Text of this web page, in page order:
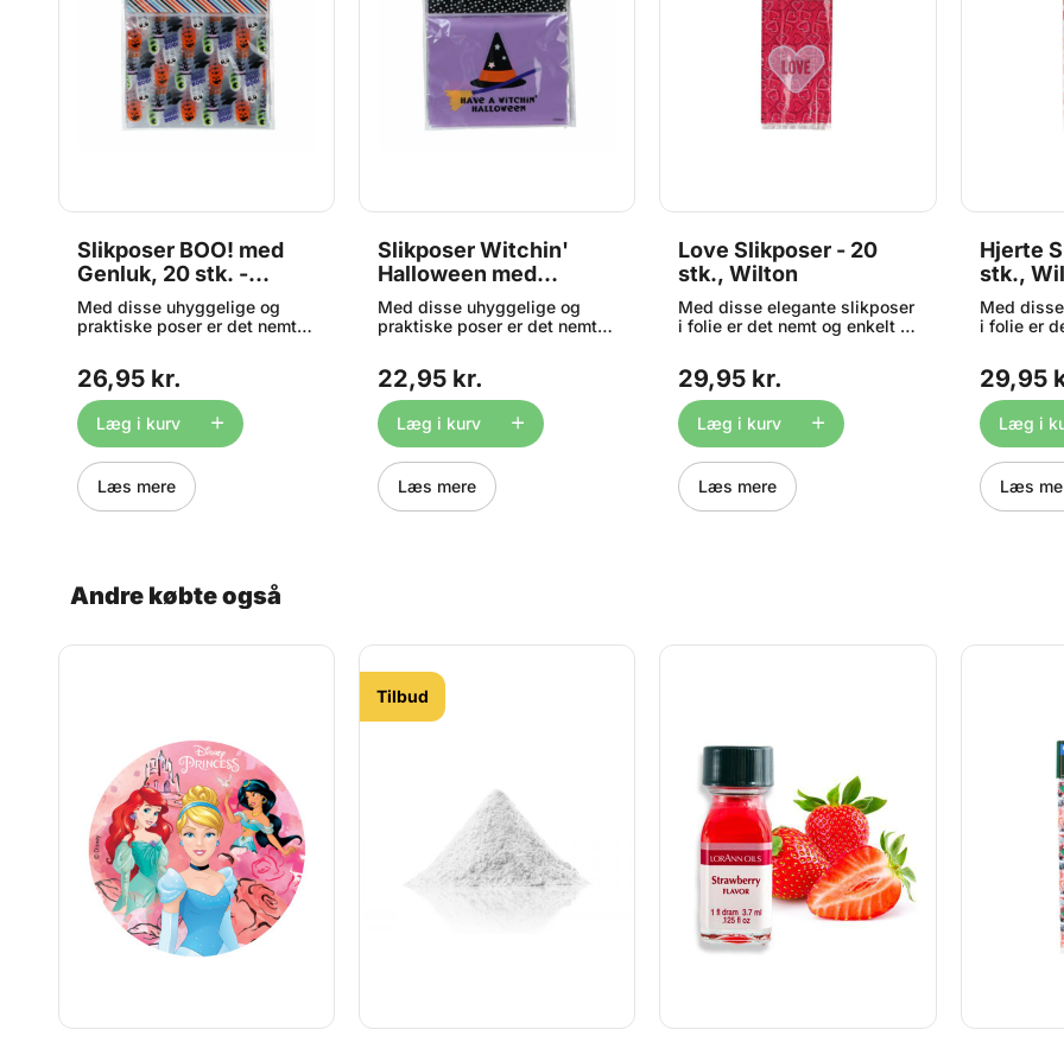
Slikposer BOO! med
Genluk, 20 stk. -
Wilton
Med disse uhyggelige og
praktiske poser er det nemt
fra chokolade og cookies til
vingummibamser og
slikkepinde. En oplagt ide til
halloween! Indhold: 20
plastik poser med genluk (
ca. 17 x 20 cm )
26,95 kr.
Læg i kurv
Læs mere
Slikposer Witchin'
Halloween med
Genluk, 20 stk. -
Wilton
Med disse uhyggelige og
praktiske poser er det nemt
fra chokolade og cookies til
vingummibamser og
slikkepinde. En oplagt ide til
halloween! Indhold: 20
plastik poser med genluk (
ca. 17 x 20 cm )
22,95 kr.
Læg i kurv
Læs mere
Love Slikposer - 20
stk., Wilton
Med disse elegante slikposer
i folie er det nemt og enkelt at
og cookies til
vingummibamser og
slikkepinde! Perfekt til
Valentine og Mors Dag!
Indhold: 20 poser ( ca. 10 x 5
x 24 cm ) 20 lukkeclips
29,95 kr.
Læg i kurv
Læs mere
Hjerte
stk.,
Med
i folie er
og
Valentine
Indhold:
x 24 cm )
29,95
Læg i
Læs
Andre købte også
Tilbud